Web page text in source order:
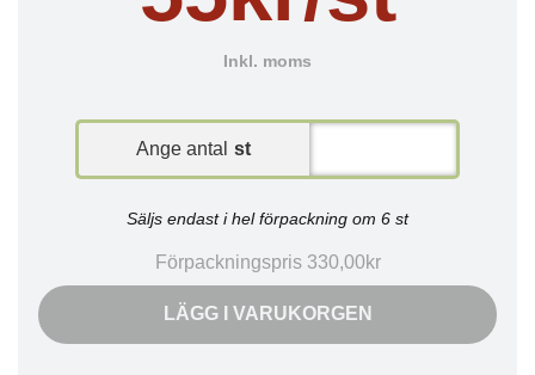
Inkl. moms
Ange antal st
Säljs endast i hel förpackning om 6 st
Förpackningspris 330,00kr
LÄGG I VARUKORGEN